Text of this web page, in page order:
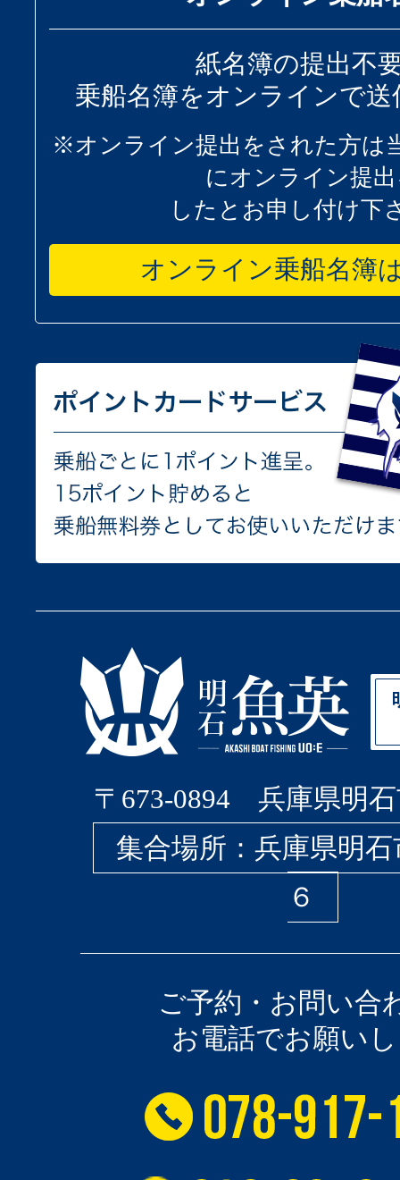
紙名簿の提出不
乗船名簿をオンラインで
※オンライン提出をされた方は
にオンライン提
したとお申し付け下
オンライン乗船名簿
〒673-0894 兵庫県明石
集合場所：兵庫県明
６
ご予約・お問い合
お電話でお願い